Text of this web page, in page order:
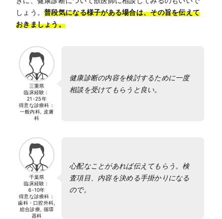
しょう。普段気になる様子がある場合は、その旨を伝えて
おきましょう。
三重県
臨床経験：
21-25年
得意な診療科：
一般内科, 皮膚
科
健康診断の内容を検討するために一度
相談を受けてもらうと良い。
千葉県
臨床経験：
6-10年
得意な診療科：
歯科・口腔外科,
総合診療, 循環
器科
心配なことがあれば伝えてもらう。検
査項目、内容を決める手掛かりになる
ので。